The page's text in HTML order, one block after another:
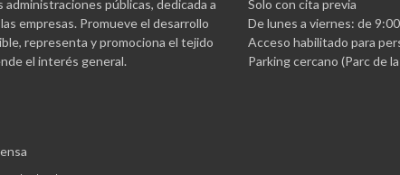
administraciones públicas, dedicada a
empresas. Promueve el desarrollo
representa y promociona el tejido
el interés general.
Solo con cita previa
De lunes a viernes: de
Acceso habilitado para
Parking cercano (Parc de